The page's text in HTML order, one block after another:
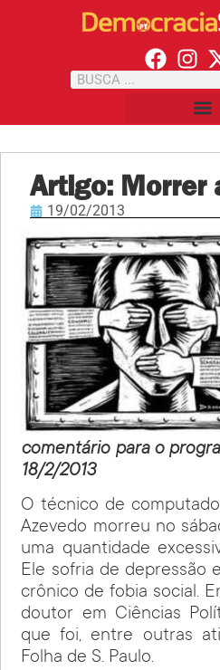
Artigo: Morrer
19/02/2013
comentário para o
18/2/2013
O técnico de
Azevedo morreu no
uma quantidade
Ele sofria de depressão
crônico de fobia social.
doutor em Ciências
que foi, entre outras
Folha de S. Paulo.